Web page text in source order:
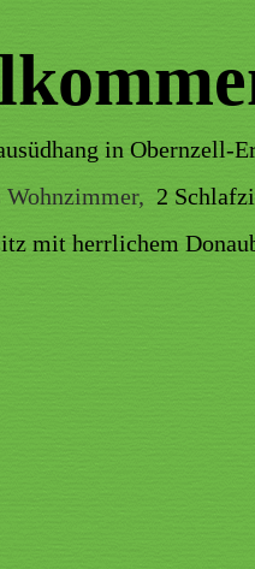
in Obernzell-
Wohnzimmer, 2
mit herrlichem